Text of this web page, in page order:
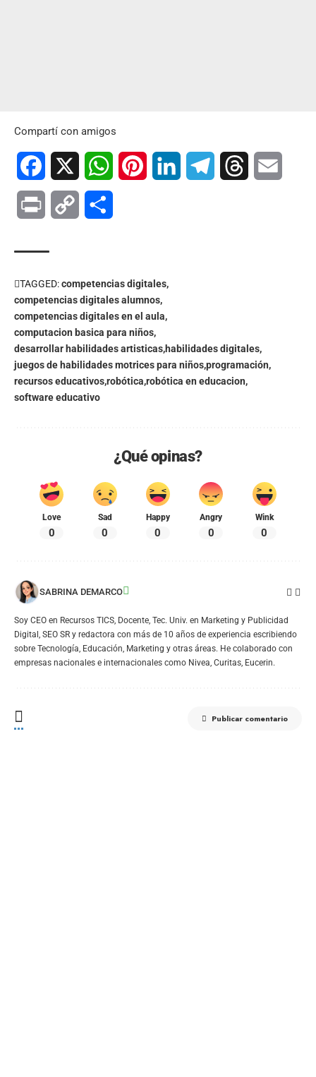
Compartí con amigos
Facebook WhatsAppPinterest LinkedIn TelegramThreads
Print Copy
TAGGED:competencias digitales
competencias digitales alumnos
competencias digitales en el aula
computacion basica para niños
desarrollar habilidades artisticas habilidades digitales
juegos de habilidades motrices para niñosprogramación
recursos educativosrobótica robótica en educacion
software educativo
¿Qué opinas?
Love
0
Sad
0
Happy
0
Angry
0
Wink
0
SABRINA DEMARCO
Soy CEO en Recursos TICS, Docente, Tec. Univ. en Marketing y Publicidad
Digital, SEO SR y redactora con más de 10 años de experiencia escribiendo
sobre Tecnología, Educación, Marketing y otras áreas. He colaborado con
empresas nacionales e internacionales como Nivea, Curitas, Eucerin.
Publicar comentario